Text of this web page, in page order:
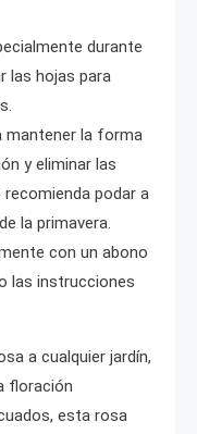
durante
las hojas para
mantener la forma
y eliminar las
podar a
la primavera.
con un abono
las instrucciones
a cualquier jardín,
floración
esta rosa